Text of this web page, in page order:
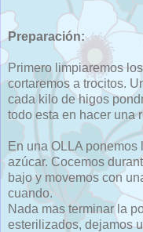
Preparación:
Primero limpiaremos
cortaremos a trocitos.
cada kilo de higos
todo esta en hacer una
En una OLLA
azúcar. Cocemos
bajo y movemos con
cuando.
Nada mas terminar la
esterilizados, dejamos